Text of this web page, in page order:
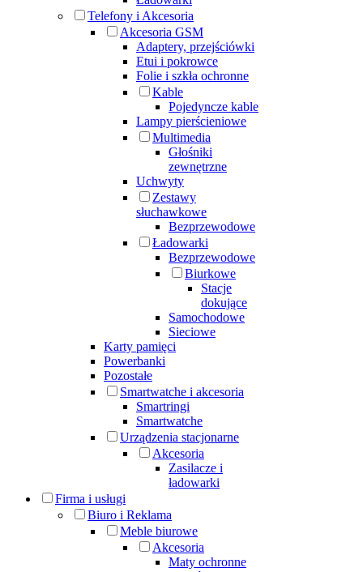
Telefony i Akcesoria
Akcesoria GSM
Adaptery, przejściówki
Etui i pokrowce
Folie i szkła ochronne
Kable
Pojedyncze kable
Lampy pierścieniowe
Multimedia
Głośniki
zewnętrzne
Uchwyty
Zestawy
słuchawkowe
Bezprzewodowe
Ładowarki
Bezprzewodowe
Biurkowe
Stacje
dokujące
Samochodowe
Sieciowe
Karty pamięci
Powerbanki
Pozostałe
Smartwatche i akcesoria
Smartringi
Smartwatche
Urządzenia stacjonarne
Akcesoria
Zasilacze i
ładowarki
Firma i usługi
Biuro i Reklama
Meble biurowe
Akcesoria
Maty ochronne